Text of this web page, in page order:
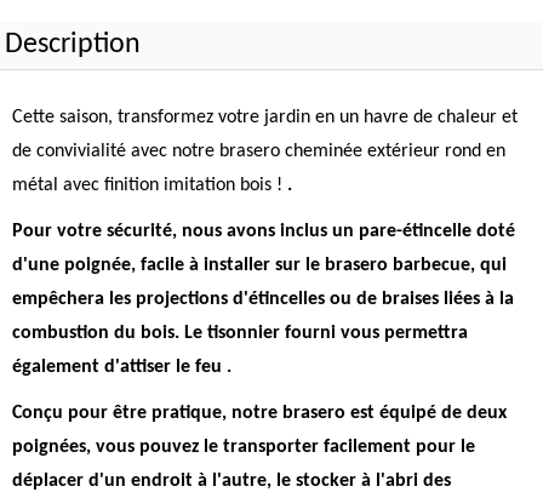
Description
Cette saison, transformez votre jardin en un havre de chaleur et
de convivialité avec notre brasero cheminée extérieur rond en
métal avec finition imitation bois ! .
Pour votre sécurité, nous avons inclus un pare-étincelle doté
d'une poignée, facile à installer sur le brasero barbecue, qui
empêchera les projections d'étincelles ou de braises liées à la
combustion du bois. Le tisonnier fourni vous permettra
également d'attiser le feu .
Conçu pour être pratique, notre brasero est équipé de deux
poignées, vous pouvez le transporter facilement pour le
déplacer d'un endroit à l'autre, le stocker à l'abri des